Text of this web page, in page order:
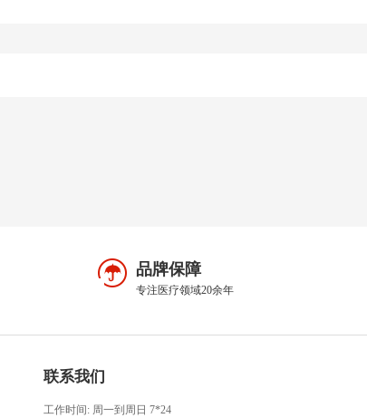
品牌保障
专注医疗领域20余年
联系我们
工作时间: 周一到周日 7*24